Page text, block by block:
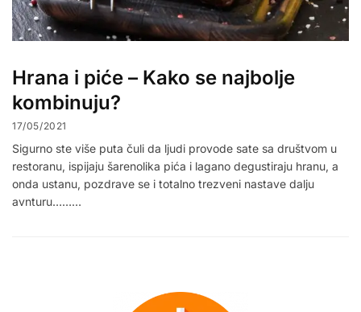
Hrana i piće – Kako se najbolje
kombinuju?
17/05/2021
Sigurno ste više puta čuli da ljudi provode sate sa društvom u
restoranu, ispijaju šarenolika pića i lagano degustiraju hranu, a
onda ustanu, pozdrave se i totalno trezveni nastave dalju
avnturu………